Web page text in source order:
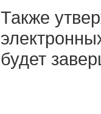
Также
будет